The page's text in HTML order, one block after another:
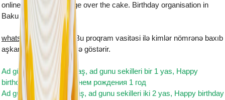
online the name and age over the cake. Birthday organisation in
Baku
whatsapp plus yukle
- Bu proqram vasitəsi ilə kimlər nömrənə baxıb
aşkarlanir və istifadəçiyə göstərir.
Ad günü şəkilləri bir 1 yaş, ad gunu sekilleri bir 1 yas, Happy
birthday one 1 year, с днем рождения 1 год
Ad günü şəkilləri iki 2 yaş, ad gunu sekilleri iki 2 yas, Happy birthday